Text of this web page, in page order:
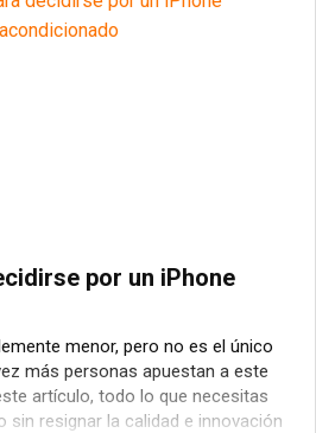
por un iPhone
menor, pero no es el único
más personas apuestan a este
artículo, todo lo que necesitas
sin resignar la calidad e innovación